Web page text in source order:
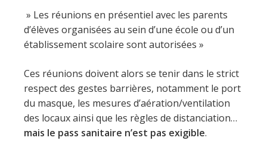
» Les réunions en présentiel avec les parents
d’élèves organisées au sein d’une école ou d’un
établissement scolaire sont autorisées »
Ces réunions doivent alors se tenir dans le strict
respect des gestes barrières, notamment le port
du masque, les mesures d’aération/ventilation
des locaux ainsi que les règles de distanciation…
mais le pass sanitaire n’est pas exigible.